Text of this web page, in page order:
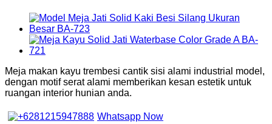
Meja makan kayu trembesi cantik sisi alami industrial model,
dengan motif serat alami memberikan kesan estetik untuk
ruangan interior hunian anda.
Whatsapp Now